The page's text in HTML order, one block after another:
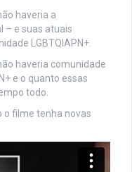
haveria a
– e suas atuais
LGBTQIAPN+.
haveria comunidade
e o quanto essas
todo.
o filme tenha novas